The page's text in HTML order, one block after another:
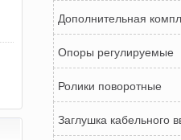
Дополнительная
Опоры регулируемые
Ролики поворотные
Заглушка кабельного